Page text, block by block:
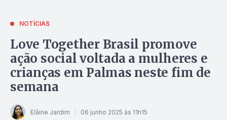
NOTÍCIAS
Love Together Brasil promove
ação social voltada a mulheres e
crianças em Palmas neste fim de
semana
Elâine Jardim 06 junho 2025 às 11h15